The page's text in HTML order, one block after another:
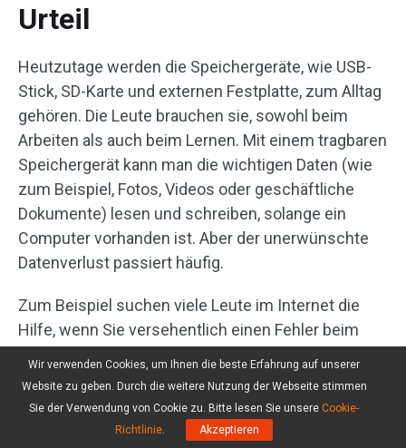
Urteil
Heutzutage werden die Speichergeräte, wie USB-
Stick, SD-Karte und externen Festplatte, zum Alltag
gehören. Die Leute brauchen sie, sowohl beim
Arbeiten als auch beim Lernen. Mit einem tragbaren
Speichergerät kann man die wichtigen Daten (wie
zum Beispiel, Fotos, Videos oder geschäftliche
Dokumente) lesen und schreiben, solange ein
Computer vorhanden ist. Aber der unerwünschte
Datenverlust passiert häufig.
Zum Beispiel suchen viele Leute im Internet die
Hilfe, wenn Sie versehentlich einen Fehler beim
wichtigen Dateien verlieren lassen. Und Sie
möchten nun die aus Versehen gelöschten Dateien
zurückfinden. Daher habe ich mich entschieden,
Wir verwenden Cookies, um Ihnen die beste Erfahrung auf unserer
Website zu geben. Durch die weitere Nutzung der Webseite stimmen
Sie der Verwendung von Cookie zu. Bitte lesen Sie unsere Cookie-
Richtlinie. Akzeptieren